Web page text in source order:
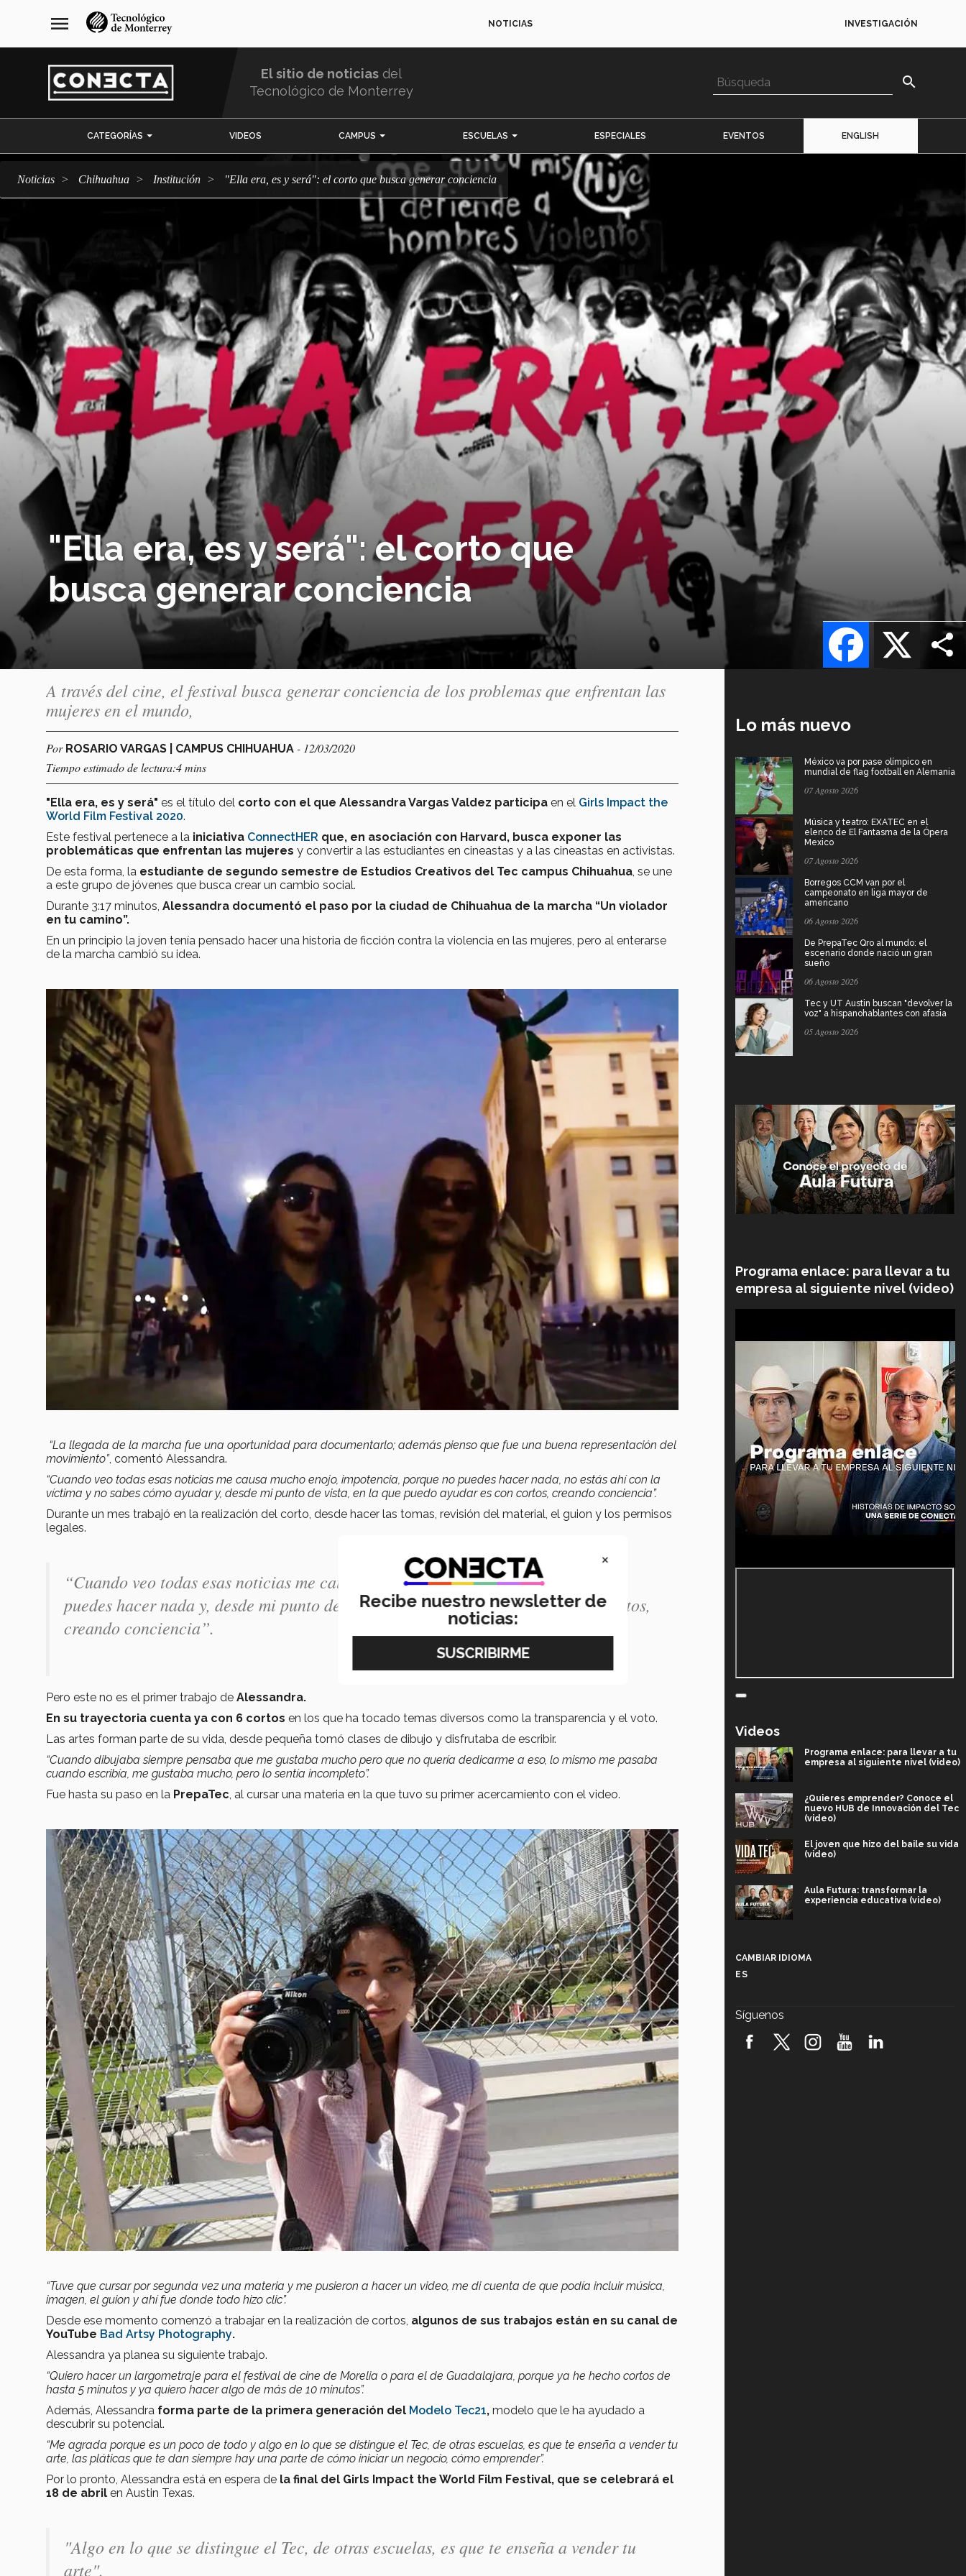
navegación
principal
menu NOTICIAS INVESTIGACIÓN
El sitio de noticias del
Tecnológico de Monterrey
search
CATEGORÍAS VIDEOS CAMPUS ESCUELAS ESPECIALES EVENTOS ENGLISH
Noticias Chihuahua Institución "Ella era, es y será": el corto que busca generar conciencia
"Ella era, es y será": el corto que
busca generar conciencia
X
Facebook
A través del cine, el festival busca generar conciencia de los problemas que enfrentan las
mujeres en el mundo,
Por ROSARIO VARGAS | CAMPUS CHIHUAHUA - 12/03/2020
Tiempo estimado de lectura:4 mins
"Ella era, es y será" es el título del corto con el que Alessandra Vargas Valdez participa en el Girls Impact the
World Film Festival 2020.
Este festival pertenece a la iniciativa ConnectHER que, en asociación con Harvard, busca exponer las
problemáticas que enfrentan las mujeres y convertir a las estudiantes en cineastas y a las cineastas en activistas.
De esta forma, la estudiante de segundo semestre de Estudios Creativos del Tec campus Chihuahua , se une
a este grupo de jóvenes que busca crear un cambio social.
Durante 3:17 minutos, Alessandra documentó el paso por la ciudad de Chihuahua de la marcha “Un violador
en tu camino”.
En un principio la joven tenía pensado hacer una historia de ficción contra la violencia en las mujeres, pero al enterarse
de la marcha cambió su idea.
“La llegada de la marcha fue una oportunidad para documentarlo; además pienso que fue una buena representación del
movimiento”, comentó Alessandra.
“Cuando veo todas esas noticias me causa mucho enojo, impotencia, porque no puedes hacer nada, no estás ahí con la
víctima y no sabes cómo ayudar y, desde mi punto de vista, en la que puedo ayudar es con cortos, creando conciencia”.
Durante un mes trabajó en la realización del corto, desde hacer las tomas, revisión del material, el guion y los permisos
legales.
“Cuando veo todas esas noticias me causa mucho enojo, impotencia porque no
puedes hacer nada y, desde mi punto de vista, en la que puedo ayudar es con cortos,
creando conciencia”.
Pero este no es el primer trabajo de Alessandra.
En su trayectoria cuenta ya con 6 cortos en los que ha tocado temas diversos como la transparencia y el voto.
Las artes forman parte de su vida, desde pequeña tomó clases de dibujo y disfrutaba de escribir.
“Cuando dibujaba siempre pensaba que me gustaba mucho pero que no quería dedicarme a eso, lo mismo me pasaba
cuando escribía, me gustaba mucho, pero lo sentía incompleto”.
Fue hasta su paso en la PrepaTec, al cursar una materia en la que tuvo su primer acercamiento con el video.
“Tuve que cursar por segunda vez una materia y me pusieron a hacer un video, me di cuenta de que podía incluir música,
imagen, el guion y ahí fue donde todo hizo clic”.
Desde ese momento comenzó a trabajar en la realización de cortos, algunos de sus trabajos están en su canal de
YouTube Bad Artsy Photography.
Alessandra ya planea su siguiente trabajo.
“Quiero hacer un largometraje para el festival de cine de Morelia o para el de Guadalajara, porque ya he hecho cortos de
hasta 5 minutos y ya quiero hacer algo de más de 10 minutos”.
Además, Alessandra forma parte de la primera generación del Modelo Tec21, modelo que le ha ayudado a
descubrir su potencial.
“Me agrada porque es un poco de todo y algo en lo que se distingue el Tec, de otras escuelas, es que te enseña a vender tu
arte, las pláticas que te dan siempre hay una parte de cómo iniciar un negocio, cómo emprender”.
Por lo pronto, Alessandra está en espera de la final del Girls Impact the World Film Festival, que se celebrará el
18 de abril en Austin Texas.
"Algo en lo que se distingue el Tec, de otras escuelas, es que te enseña a vender tu
arte".
Lo más nuevo
México va por pase olímpico en
mundial de flag football en Alemania
07 Agosto 2026
Música y teatro: EXATEC en el
elenco de El Fantasma de la Ópera
Mexico
07 Agosto 2026
Borregos CCM van por el
campeonato en liga mayor de
americano
06 Agosto 2026
De PrepaTec Qro al mundo: el
escenario donde nació un gran
sueño
06 Agosto 2026
Tec y UT Austin buscan "devolver la
voz" a hispanohablantes con afasia
05 Agosto 2026
Programa enlace: para llevar a tu
empresa al siguiente nivel (video)
Videos
Programa enlace: para llevar a tu
empresa al siguiente nivel (video)
¿Quieres emprender? Conoce el
nuevo HUB de Innovación del Tec
(video)
El joven que hizo del baile su vida
(video)
Aula Futura: transformar la
experiencia educativa (video)
robótica FIRST 2026! (video)
CAMBIAR IDIOMA
ES
Síguenos
×
Recibe nuestro newsletter de
noticias: